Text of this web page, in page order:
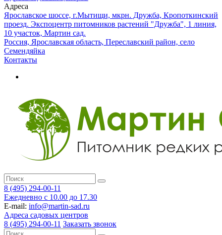
Адреса
Ярославское шоссе, г.Мытищи, мкрн. Дружба, Кропоткинский
проезд. Экспоцентр питомников растений "Дружба", 1 линия,
10 участок, Мартин сад.
Россия, Ярославская область, Переславский район, село
Семендяйка
Контакты
8 (495) 294-00-11
Ежедневно с 10.00 до 17.30
E-mail: info@martin-sad.ru
Адреса садовых центров
8 (495) 294-00-11 Заказать звонок